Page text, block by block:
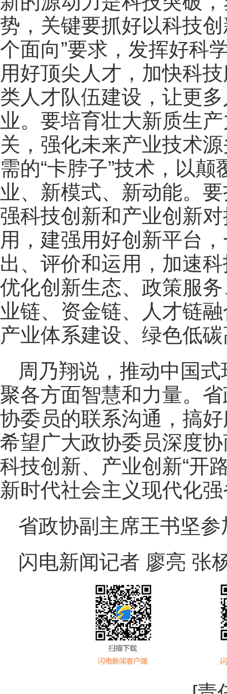
势，关键要抓好以科技
个面向”要求，发挥好科
用好顶尖人才，加快科
类人才队伍建设，让更
业。要培育壮大新质生
关，强化未来产业技术
需的“卡脖子”技术，以
业、新模式、新动能。
强科技创新和产业创新
用，建强用好创新平台
出、评价和运用，加速
优化创新生态、政策服
业链、资金链、人才链
产业体系建设、绿色低
周乃翔说，推动中国
聚各方面智慧和力量。
协委员的联系沟通，搞
希望广大政协委员深度
科技创新、产业创新“开
新时代社会主义现代化
省政协副主席王书坚
闪电新闻记者 廖亮 张